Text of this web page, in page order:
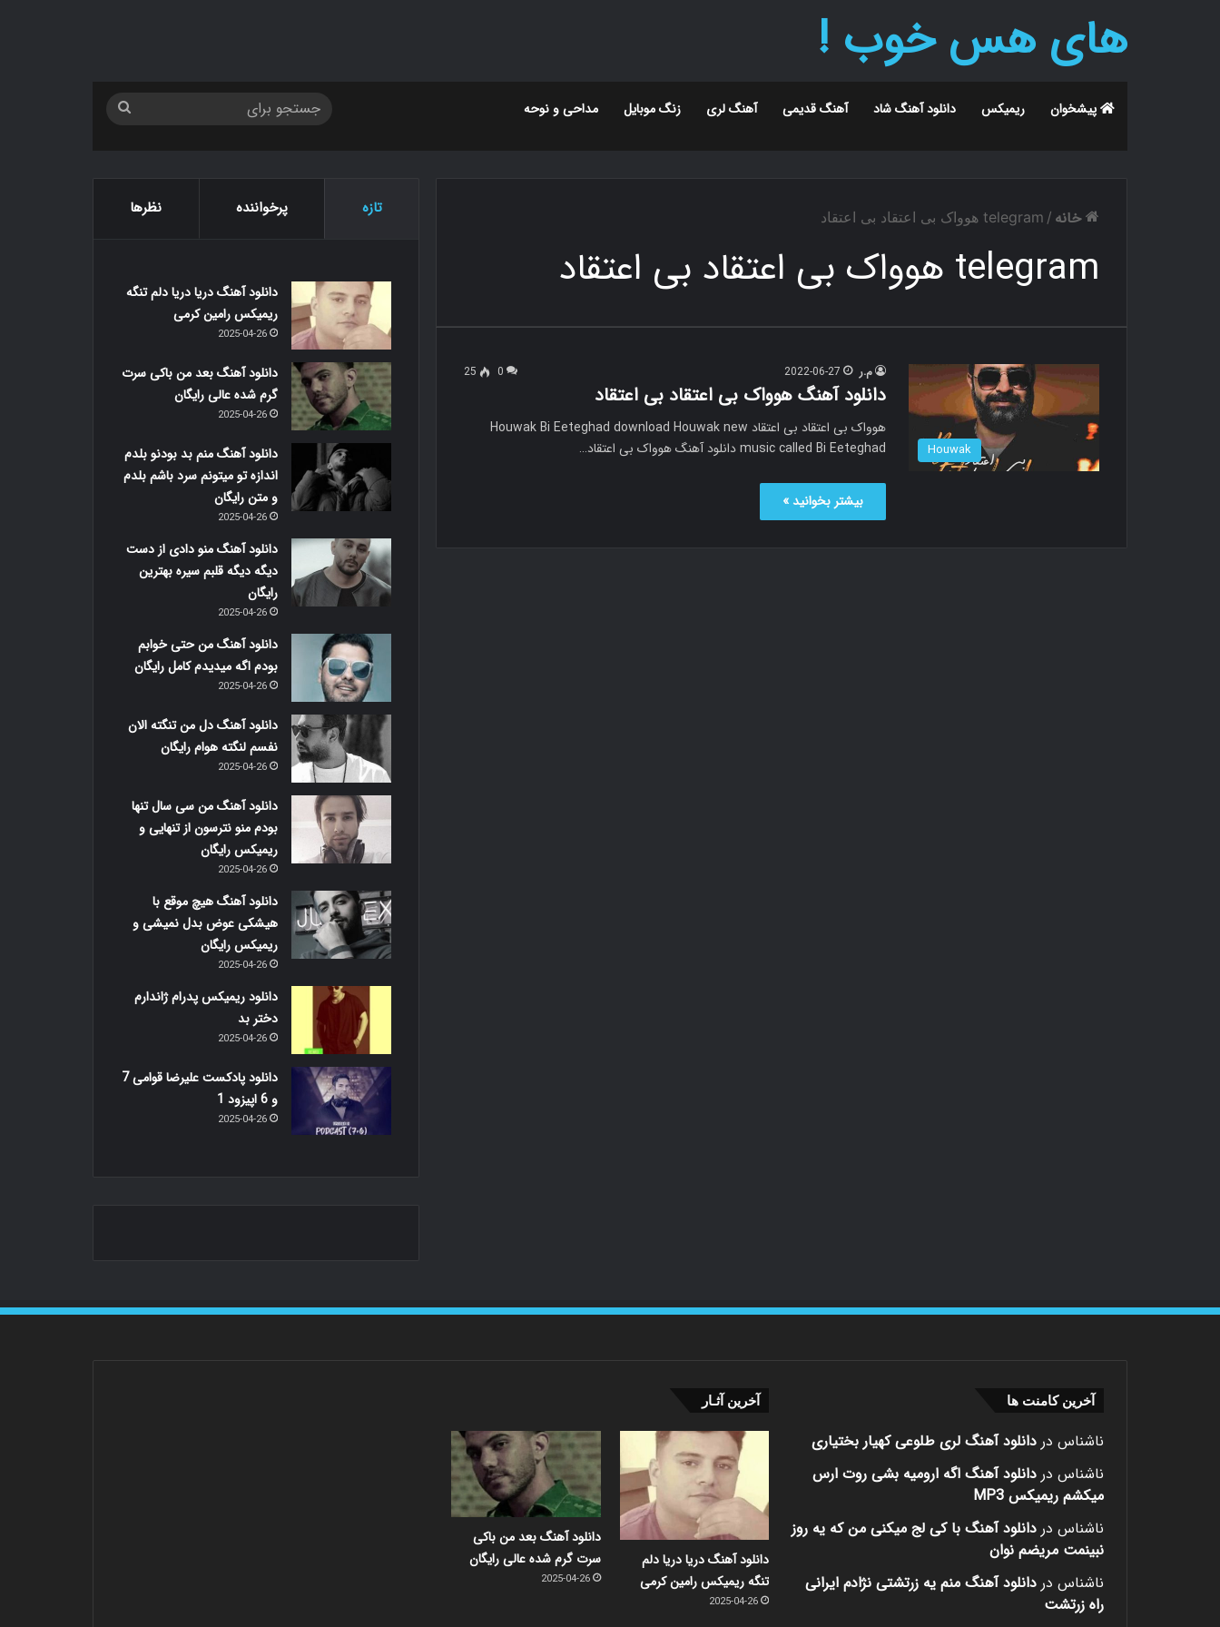
های هس خوب !
پیشخوان ریمیکس دانلود آهنگ شاد آهنگ قدیمی آهنگ لری زنگ موبایل مداحی و نوحه
خانه / telegram هوواک بی اعتقاد بی اعتقاد
telegram هوواک بی اعتقاد بی اعتقاد
Houwak
م.ر 2022-06-27
0
25
دانلود آهنگ هوواک بی اعتقاد بی اعتقاد
هوواک بی اعتقاد بی اعتقاد Houwak Bi Eeteghad download Houwak new
music called Bi Eeteghad دانلود آهنگ هوواک بی اعتقاد…
بیشتر بخوانید »
تازه پرخواننده نظرها
دانلود آهنگ دریا دریا دلم تنگه
ریمیکس رامین کرمی
2025-04-26
دانلود آهنگ بعد من باکی سرت
گرم شده عالی رایگان
2025-04-26
دانلود آهنگ منم بد بودنو بلدم
اندازه تو میتونم سرد باشم بلدم
و متن رایگان
2025-04-26
دانلود آهنگ منو دادی از دست
دیگه دیگه قلبم سیره بهترین
رایگان
2025-04-26
دانلود آهنگ من حتی خوابم
بودم اگه میدیدم کامل رایگان
2025-04-26
دانلود آهنگ دل من تنگته الان
نفسم لنگته هوام رایگان
2025-04-26
دانلود آهنگ من سی سال تنها
بودم منو نترسون از تنهایی و
ریمیکس رایگان
2025-04-26
دانلود آهنگ هیچ موقع با
هیشکی عوض بدل نمیشی و
ریمیکس رایگان
2025-04-26
دانلود ریمیکس پدرام ژاندارم
دختر بد
2025-04-26
دانلود پادکست علیرضا قوامی 7
و 6 اپیزود 1
2025-04-26
آخرین کامنت ها
ناشناس در دانلود آهنگ لری طلوعی کهیار بختیاری
ناشناس در دانلود آهنگ اگه ارومیه بشی روت ارس
میکشم ریمیکس MP3
ناشناس در دانلود آهنگ با کی لج میکنی من که یه روز
نبینمت مریضم نوان
ناشناس در دانلود آهنگ منم یه زرتشتی نژادم ایرانی
راه زرتشت
آخرین آثـار
دانلود آهنگ دریا دریا دلم
تنگه ریمیکس رامین کرمی
2025-04-26
دانلود آهنگ بعد من باکی
سرت گرم شده عالی رایگان
2025-04-26